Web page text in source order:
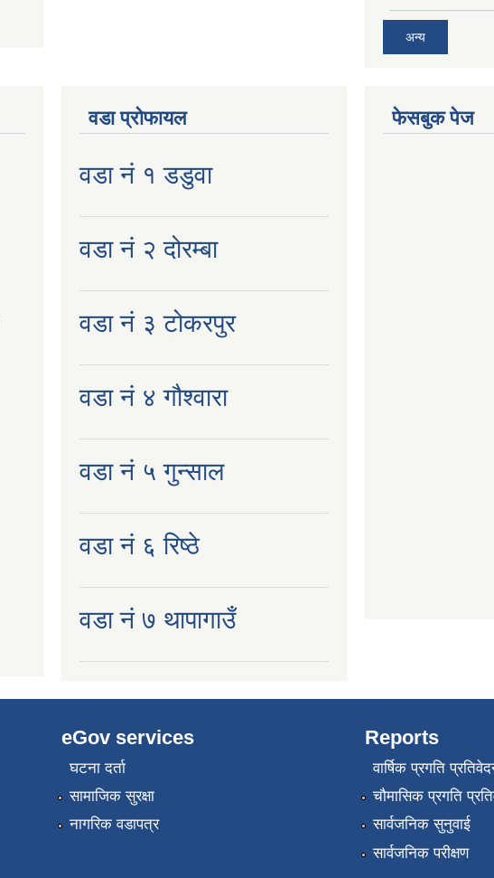
अन्य
वडा प्रोफायल
वडा नं १ डडुवा
वडा नं २ दोरम्बा
वडा नं ३ टोकरपुर
वडा नं ४ गौश्वारा
वडा नं ५ गुन्साल
वडा नं ६ रिष्ठे
वडा नं ७ थापागाउँ
फेसबुक पेज
eGov services
घटना दर्ता
सामाजिक सुरक्षा
नागरिक वडापत्र
Reports
वार्षिक प्रगति
चौमासिक प्रगति
सार्वजनिक सुनुवाई
सार्वजनिक परीक्षण